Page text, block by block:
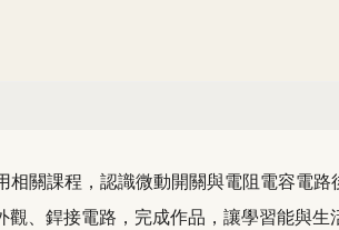
關課程，認識微動開關與電阻電容電
、銲接電路，完成作品，讓學習能與生